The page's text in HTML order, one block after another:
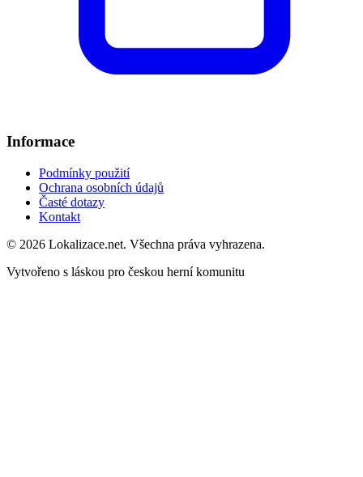
Informace
Podmínky použití
Ochrana osobních údajů
Časté dotazy
Kontakt
© 2026 Lokalizace.net. Všechna práva vyhrazena.
Vytvořeno s láskou pro českou herní komunitu